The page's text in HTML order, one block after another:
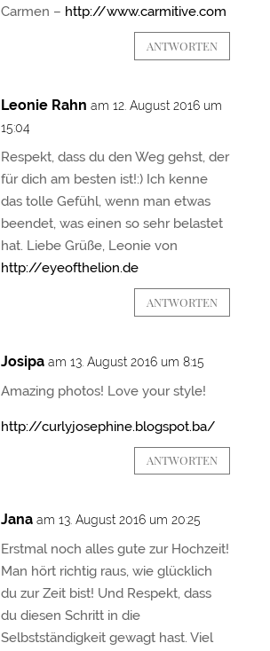
Carmen – http://www.carmitive.com
ANTWORTEN
Leonie Rahn am 12. August 2016 um
15:04
Respekt, dass du den Weg gehst, der
für dich am besten ist!:) Ich kenne
das tolle Gefühl, wenn man etwas
beendet, was einen so sehr belastet
hat. Liebe Grüße, Leonie von
http://eyeofthelion.de
ANTWORTEN
Josipa am 13. August 2016 um 8:15
Amazing photos! Love your style!
http://curlyjosephine.blogspot.ba/
ANTWORTEN
Jana am 13. August 2016 um 20:25
Erstmal noch alles gute zur Hochzeit!
Man hört richtig raus, wie glücklich
du zur Zeit bist! Und Respekt, dass
du diesen Schritt in die
Selbstständigkeit gewagt hast. Viel